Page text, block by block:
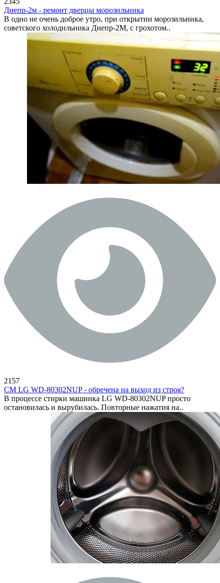
Днепр-2м - ремонт дверцы морозильника
В одно не очень доброе утро, при открытии морозильника,
советского холодильника Днепр-2М, с грохотом..
2157
СМ LG WD-80302NUP - обречена на выход из строя?
В процессе стирки машинка LG WD-80302NUP просто
остановилась и вырубилась. Повторные нажатия на..